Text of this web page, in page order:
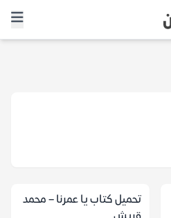
تحميل كتاب يا عمرنا – محمد